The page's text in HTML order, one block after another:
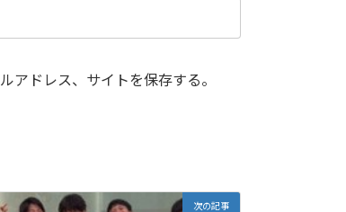
アドレス、サイトを保存する。
次の記事